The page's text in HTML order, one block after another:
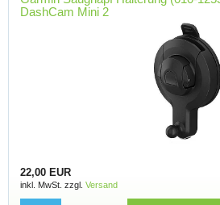
DashCam Mini 2
22,00 EUR
inkl. MwSt. zzgl. Versand